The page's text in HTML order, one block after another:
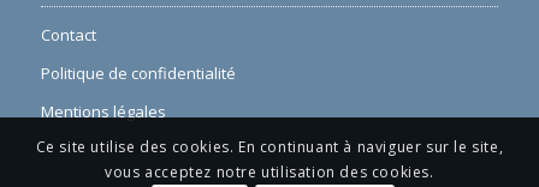
Contact
Politique de confidentialité
Mentions légales
Ce site utilise des cookies. En continuant à naviguer sur le site,
vous acceptez notre utilisation des cookies.